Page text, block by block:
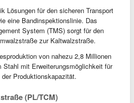
Lösungen für den sicheren Transport
eine Bandinspektionslinie. Das
System (TMS) sorgt für den
zur Kaltwalzstraße.
von nahezu 2,8 Millionen
Stahl mit Erweiterungsmöglichkeit für
Produktionskapazität.
(PL/TCM)